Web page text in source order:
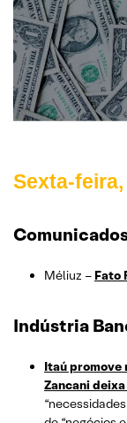
Sexta-feira,
Méliuz – Fato
Indústria
Itaú promove
Zancani